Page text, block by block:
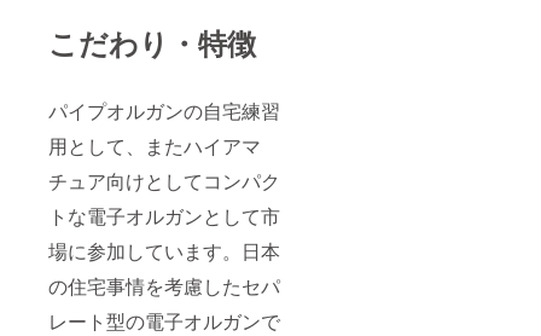
こだわり・特徴
パイプオルガンの自宅練習
用として、またハイアマ
チュア向けとしてコンパク
トな電子オルガンとして市
場に参加しています。日本
の住宅事情を考慮したセパ
レート型の電子オルガンで